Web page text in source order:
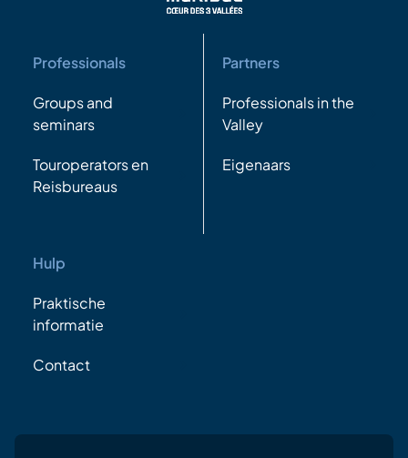
Professionals
Groups and
seminars
Touroperators en
Reisbureaus
Partners
Professionals in the
Valley
Eigenaars
Hulp
Praktische
informatie
Contact